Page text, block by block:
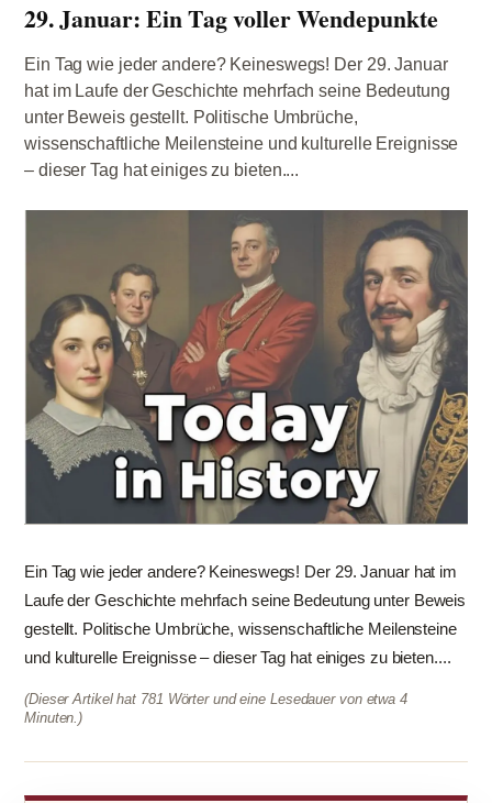
29. Januar: Ein Tag voller Wendepunkte
Ein Tag wie jeder andere? Keineswegs! Der 29. Januar
hat im Laufe der Geschichte mehrfach seine Bedeutung
unter Beweis gestellt. Politische Umbrüche,
wissenschaftliche Meilensteine und kulturelle Ereignisse
– dieser Tag hat einiges zu bieten....
Ein Tag wie jeder andere? Keineswegs! Der 29. Januar hat im
Laufe der Geschichte mehrfach seine Bedeutung unter Beweis
gestellt. Politische Umbrüche, wissenschaftliche Meilensteine
und kulturelle Ereignisse – dieser Tag hat einiges zu bieten....
(Dieser Artikel hat 781 Wörter und eine Lesedauer von etwa 4
Minuten.)